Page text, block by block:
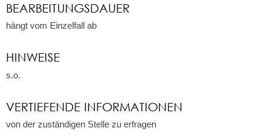
BEARBEITUNGSDAUER
hängt vom Einzelfall ab
HINWEISE
s.o.
VERTIEFENDE INFORMATIONEN
von der zuständigen Stelle zu erfragen